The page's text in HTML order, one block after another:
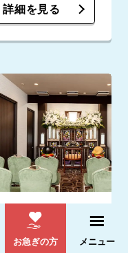
詳細を見る
ビル
電話をかける
お急ぎの方 メニュー